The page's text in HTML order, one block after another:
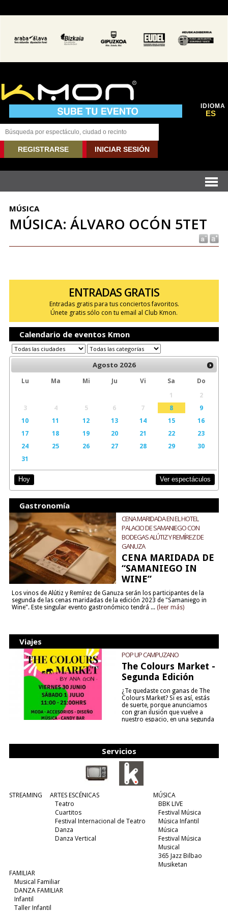
IDIOMA
ES
REGISTRARSE INICIAR SESIÓN
MÚSICA
MÚSICA: ÁLVARO OCÓN 5TET
ENTRADAS GRATIS
Entradas gratis para tus conciertos favoritos.
Únete gratis sólo con tu email al Club Kmon.
Calendario de eventos Kmon
Agosto 2026
Lu Ma Mi Ju Vi Sa
Do
1
2
3
4 5 6 7 8
9
10
11 12 13 14 15
16
17
18 19 20 21 22
23
24
25 26 27 28 29
30
31
Hoy Ver espectáculos
Gastronomía
CENA MARIDADA EN EL HOTEL
PALACIO DE SAMANIEGO CON
BODEGAS ALÚTIZ Y REMÍREZ DE
GANUZA
CENA MARIDADA DE
“SAMANIEGO IN
WINE”
Los vinos de Alútiz y Remírez de Ganuza serán los participantes de la
segunda de las cenas maridadas de la edición 2023 de "Samaniego in
Wine". Este singular evento gastronómico tendrá ... (leer más)
Viajes
POP UP CAMPUZANO
The Colours Market -
Segunda Edición
¿Te quedaste con ganas de The
Colours Market? Si es así, estás
de suerte, porque anunciamos
con gran ilusión que vuelve a
nuestro espacio, en una segunda
Servicios
STREAMING
ARTES ESCÉNICAS
Teatro
Cuartitos
Festival Internacional de Teatro
Danza
Danza Vertical
MÚSICA
BBK LIVE
Festival Música
Música Infantil
Música
Festival Música
Musical
365 Jazz Bilbao
Musiketan
FAMILIAR
Musical Familiar
DANZA FAMILIAR
Infantil
Taller Infantil